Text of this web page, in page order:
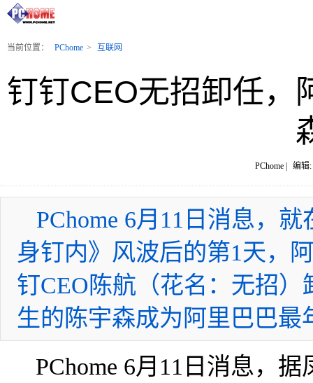
当前位置： PChome > 互联网
钉钉CEO无招卸任，
PChome | 编辑:
PChome 6月11日消息，
身钉内》风波后的第1天，
钉CEO陈航（花名：无招
生的陈宇森成为阿里巴巴最
PChome 6月11日消息，